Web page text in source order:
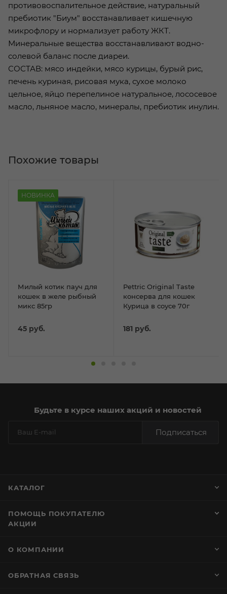
противовоспалительное действие, натуральный
пребиотик "Биум" восстанавливает кишечную
микрофлору и нормализует работу ЖКТ.
Минеральные вещества восстанавливают водно-
солевой баланс после диареи.
СОСТАВ: мясо индейки, мясо курицы, бурый рис,
печень куриная, рисовая мука, сухое молоко
цельное, яйцо перепелиное натуральное, лососевое
масло, льняное масло, минералы, пребиотик инулин.
НОВИНКА
Милый котик пауч для
кошек в желе рыбный
микс 85гр
45 руб.
Pettric Original Taste
консерва для кошек
Курица в соусе 70г
181 руб.
Похожие товары
Будьте в курсе наших акций и новостей
Подписаться
КАТАЛОГ
ПОМОЩЬ ПОКУПАТЕЛЮ
АКЦИИ
О КОМПАНИИ
ОБРАТНАЯ СВЯЗЬ